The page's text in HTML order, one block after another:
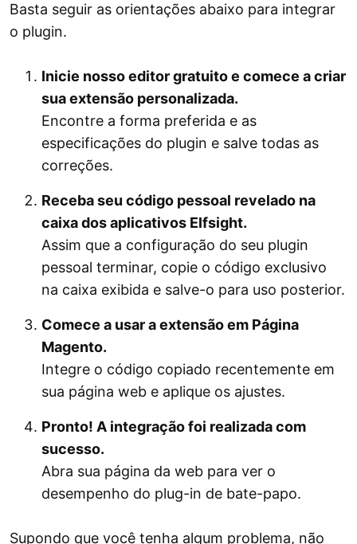
Basta seguir as orientações abaixo para integrar
o plugin.
Inicie nosso editor gratuito e comece a criar
sua extensão personalizada.
Encontre a forma preferida e as
especificações do plugin e salve todas as
correções.
Receba seu código pessoal revelado na
caixa dos aplicativos Elfsight.
Assim que a configuração do seu plugin
pessoal terminar, copie o código exclusivo
na caixa exibida e salve-o para uso posterior.
Comece a usar a extensão em Página
Magento.
Integre o código copiado recentemente em
sua página web e aplique os ajustes.
Pronto! A integração foi realizada com
sucesso.
Abra sua página da web para ver o
desempenho do plug-in de bate-papo.
Supondo que você tenha algum problema, não